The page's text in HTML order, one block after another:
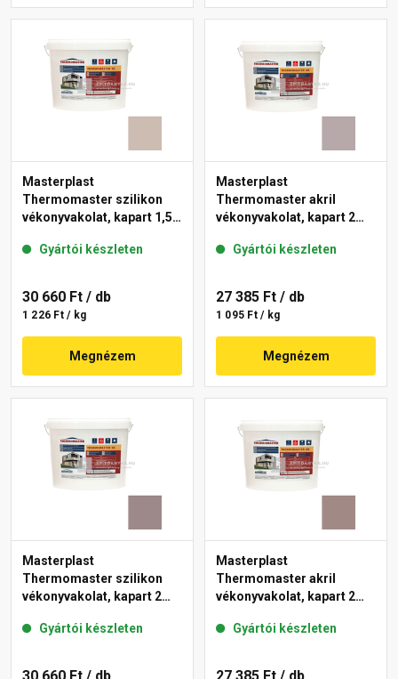
Masterplast
Thermomaster szilikon
vékonyvakolat, kapart 1,5
Gyártói készleten
30 660 Ft / db
1 226 Ft / kg
Megnézem
Masterplast
Thermomaster akril
vékonyvakolat, kapart 2
Gyártói készleten
27 385 Ft / db
1 095 Ft / kg
Megnézem
Masterplast
Thermomaster szilikon
vékonyvakolat, kapart 2
Gyártói készleten
Masterplast
Thermomaster akril
vékonyvakolat, kapart 2
Gyártói készleten